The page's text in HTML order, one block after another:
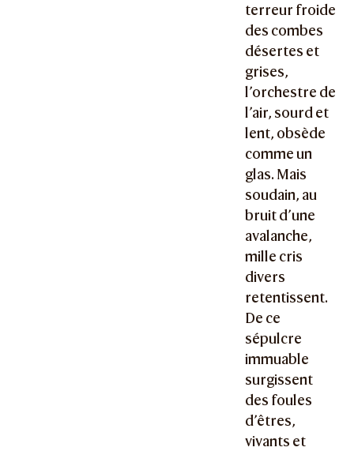
terreur froide
des combes
désertes et
grises,
l’orchestre de
l’air, sourd et
lent, obsède
comme un
glas. Mais
soudain, au
bruit d’une
avalanche,
mille cris
divers
retentissent.
De ce
sépulcre
immuable
surgissent
des foules
d’êtres,
vivants et